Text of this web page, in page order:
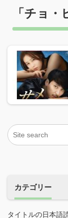
「チョ・
カテゴリー
タイトルの日本語